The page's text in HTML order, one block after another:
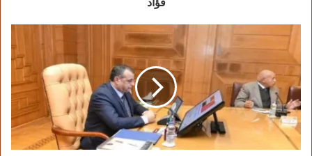
100 مليون جنيه تستهدف
المرحلة الأولى جذب
استثمارات من الخارج
بقيمة ٣٠٠ مليون دولار
فؤاد